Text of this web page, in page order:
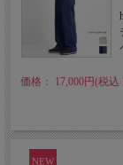
価格： 17,000円(税込
NEW